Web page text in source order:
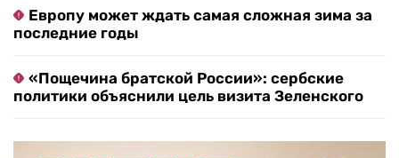
Европу может ждать самая сложная зима за
последние годы
«Пощечина братской России»: сербские
политики объяснили цель визита Зеленского